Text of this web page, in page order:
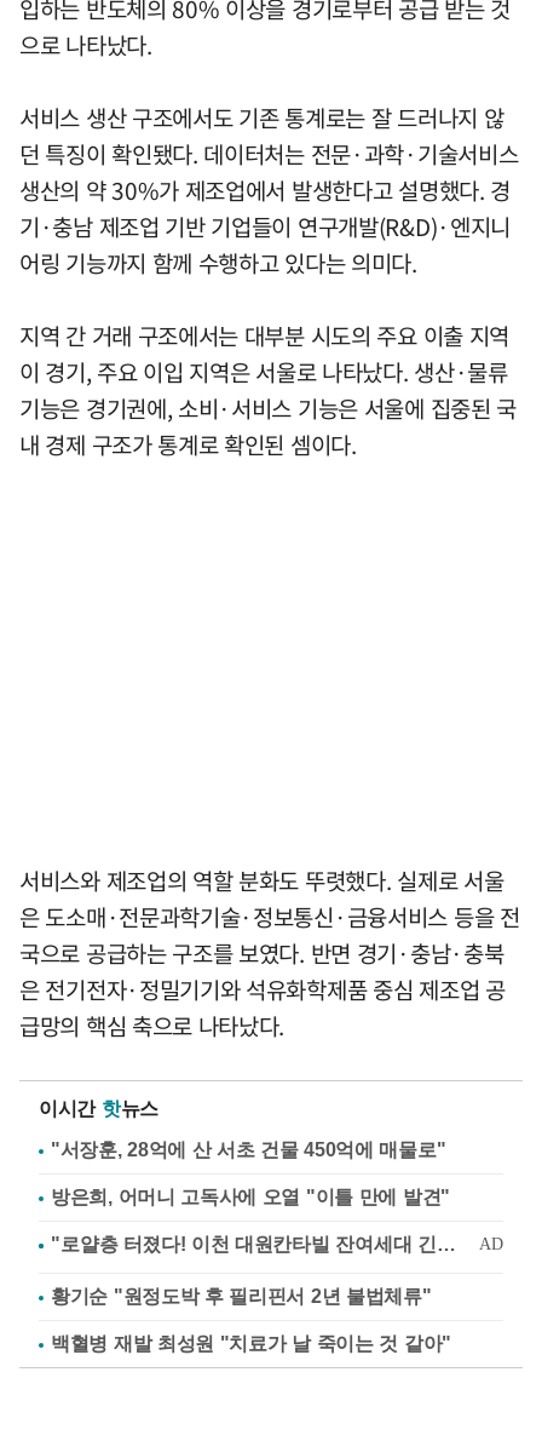
입하는 반도체의 80% 이상을 경기로부터 공급 받는 것
으로 나타났다.
서비스 생산 구조에서도 기존 통계로는 잘 드러나지 않
던 특징이 확인됐다. 데이터처는 전문·과학·기술서비스
생산의 약 30%가 제조업에서 발생한다고 설명했다. 경
기·충남 제조업 기반 기업들이 연구개발(R&D)·엔지니
어링 기능까지 함께 수행하고 있다는 의미다.
지역 간 거래 구조에서는 대부분 시도의 주요 이출 지역
이 경기, 주요 이입 지역은 서울로 나타났다. 생산·물류
기능은 경기권에, 소비·서비스 기능은 서울에 집중된 국
내 경제 구조가 통계로 확인된 셈이다.
서비스와 제조업의 역할 분화도 뚜렷했다. 실제로 서울
은 도소매·전문과학기술·정보통신·금융서비스 등을 전
국으로 공급하는 구조를 보였다. 반면 경기·충남·충북
은 전기전자·정밀기기와 석유화학제품 중심 제조업 공
급망의 핵심 축으로 나타났다.
이시간 핫뉴스
"서장훈, 28억에 산 서초 건물 450억에 매물로"
방은희, 어머니 고독사에 오열 "이틀 만에 발견"
황기순 "원정도박 후 필리핀서 2년 불법체류"
백혈병 재발 최성원 "치료가 날 죽이는 것 같아"